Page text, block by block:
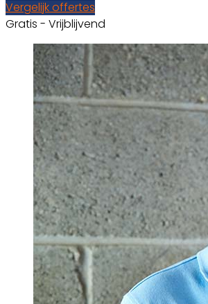
Vergelijk offertes
Gratis - Vrijblijvend